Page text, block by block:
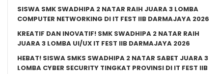
SISWA SMK SWADHIPA 2 NATAR RAIH JUARA 3 LOMBA
COMPUTER NETWORKING DI IT FEST IIB DARMAJAYA 2026
KREATIF DAN INOVATIF! SMK SWADHIPA 2 NATAR RAIH
JUARA 3 LOMBA UI/UX IT FEST IIB DARMAJAYA 2026
HEBAT! SISWA SMKS SWADHIPA 2 NATAR SABET JUARA 3
LOMBA CYBER SECURITY TINGKAT PROVINSI DI IT FEST IIB